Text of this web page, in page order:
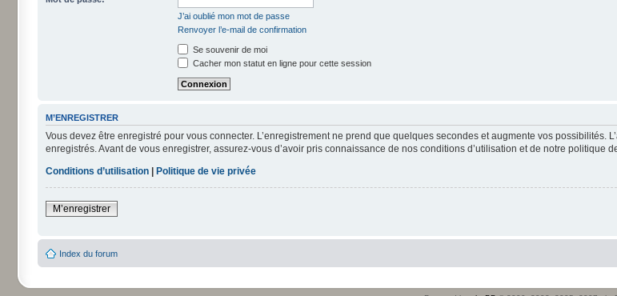
J’ai oublié mon mot de passe
Renvoyer l’e-mail de confirmation
Se souvenir de moi
Cacher mon statut en ligne pour cette session
M’ENREGISTRER
Vous devez être enregistré pour vous connecter. L’enregistrement ne prend que quelques secondes et augmente vos
enregistrés. Avant de vous enregistrer, assurez-vous d’avoir pris connaissance de nos conditions d’utilisation et de notre politique
Conditions d’utilisation
Politique de vie privée
M’enregistrer
Index du forum